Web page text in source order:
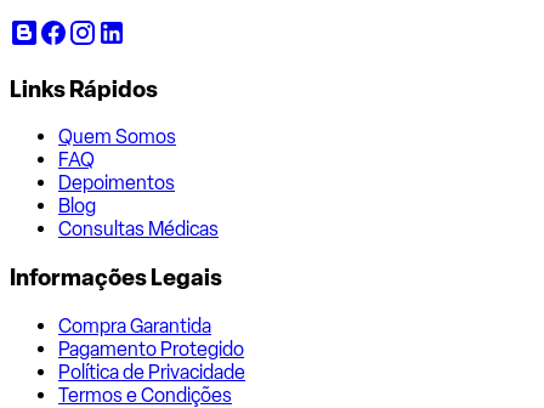
Links Rápidos
Quem Somos
FAQ
Depoimentos
Blog
Consultas Médicas
Informações Legais
Compra Garantida
Pagamento Protegido
Política de Privacidade
Termos e Condições